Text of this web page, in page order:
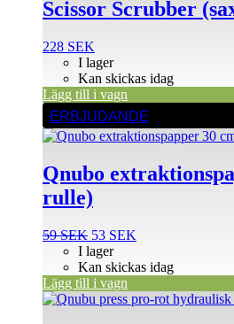
Scissor Scrubber
228 SEK
I lager
Kan skickas idag
Lägg till i vagn
ERBJUDANDE
Qnubo
rulle)
59SEK Det
ursprungliga
priset
var:
59 SEK.
53 SEK
priset
53 SEK.
I lager
Kan skickas idag
Lägg till i vagn